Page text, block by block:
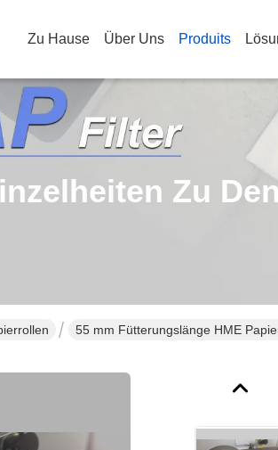
Zu Hause Über Uns Produits
Zu
55 mm Fütterungslänge HME